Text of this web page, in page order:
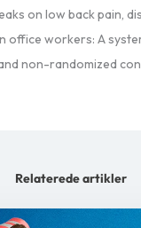
on low back pain,
office workers: A
non-randomized
Relaterede artikler